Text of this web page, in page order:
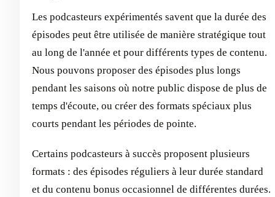
Les podcasteurs expérimentés savent que la durée des
épisodes peut être utilisée de manière stratégique tout
au long de l'année et pour différents types de contenu.
Nous pouvons proposer des épisodes plus longs
pendant les saisons où notre public dispose de plus de
temps d'écoute, ou créer des formats spéciaux plus
courts pendant les périodes de pointe.
Certains podcasteurs à succès proposent plusieurs
formats : des épisodes réguliers à leur durée standard
et du contenu bonus occasionnel de différentes durées.